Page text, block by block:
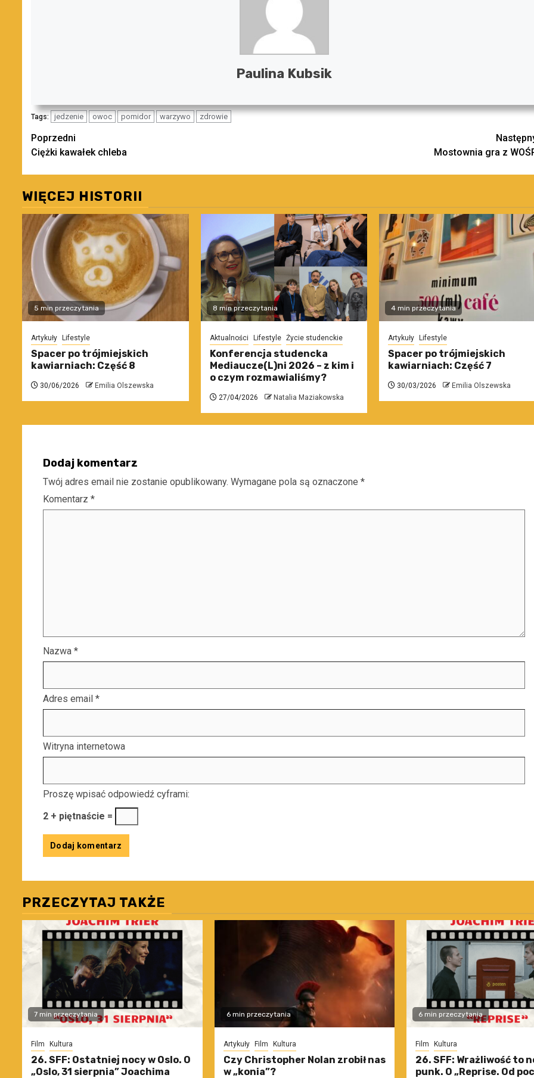
Paulina Kubsik
Tags: jedzenie owoc pomidor warzywo zdrowie
Zobacz
wpisy
Poprzedni
Ciężki kawałek chleba
Mostownia gra z
WIĘCEJ HISTORII
5 min przeczytania
Artykuły Lifestyle
Spacer po trójmiejskich
kawiarniach: Część 8
30/06/2026 Emilia Olszewska
8 min przeczytania
Aktualności Lifestyle Życie studenckie
Konferencja studencka
Mediaucze(L)ni 2026 – z kim i
o czym rozmawialiśmy?
27/04/2026 Natalia Maziakowska
4 min przeczytania
Artykuły Lifestyle
Spacer po trójmiejskich
kawiarniach: Część 7
30/03/2026 Emilia Olszewska
Dodaj komentarz
Twój adres email nie zostanie opublikowany. Wymagane pola są oznaczone *
Komentarz *
Nazwa *
Adres email *
Witryna internetowa
Proszę wpisać odpowiedź cyframi:
2 + piętnaście =
PRZECZYTAJ TAKŻE
7 min przeczytania
Film Kultura
26. SFF: Ostatniej nocy w Oslo. O
„Oslo, 31 sierpnia” Joachima
6 min przeczytania
Artykuły Film Kultura
Czy Christopher Nolan zrobił nas
w „konia”?
6 min przeczytania
Film Kultura
26. SFF: Wrażliwość to
punk. O „Reprise. Od